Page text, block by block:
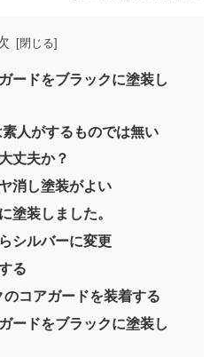
ードをブラックに塗装し
人がするものでは無い
丈夫か？
消し塗装がよい
塗装しました。
シルバーに変更
る
コアガードを装着する
ードをブラックに塗装し